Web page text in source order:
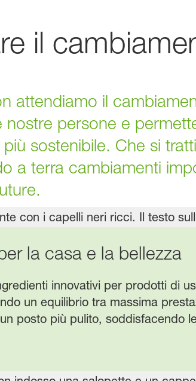
il
attendiamo il
nostre persone e
sostenibile. Che si
a terra cambiamenti
la casa e la bellezza
innovativi per prodotti di
un equilibrio tra massima
posto più pulito, soddisfacendo